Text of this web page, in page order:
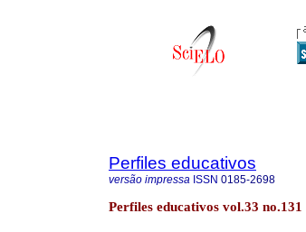
Perfiles educativos
versão impressa ISSN 0185-2698
Perfiles educativos vol.33